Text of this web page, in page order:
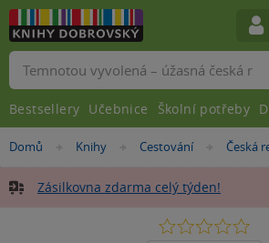
Nacházíte
zde:
Domů »
Knihy »
Cestování »
Česká
Zásilkovna zdarma celý týden!
0.0
Vyhledávání
Bestsellery Učebnice Školní potřeby